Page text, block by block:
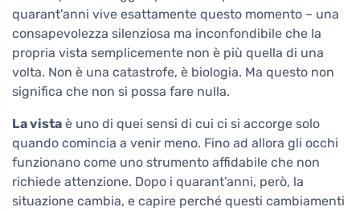
quarant'anni vive esattamente questo momento – una
consapevolezza silenziosa ma inconfondibile che la
propria vista semplicemente non è più quella di una
volta. Non è una catastrofe, è biologia. Ma questo non
significa che non si possa fare nulla.
La vista è uno di quei sensi di cui ci si accorge solo
quando comincia a venir meno. Fino ad allora gli occhi
funzionano come uno strumento affidabile che non
richiede attenzione. Dopo i quarant'anni, però, la
situazione cambia, e capire perché questi cambiamenti